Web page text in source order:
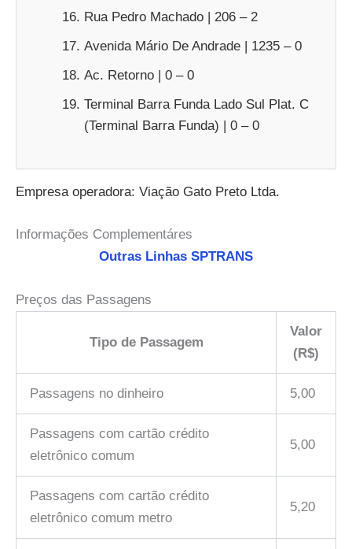
Rua Pedro Machado | 206 – 2
Avenida Mário De Andrade | 1235 – 0
Ac. Retorno | 0 – 0
Terminal Barra Funda Lado Sul Plat. C
(Terminal Barra Funda) | 0 – 0
Empresa operadora: Viação Gato Preto Ltda.
Informações Complementáres
Outras Linhas SPTRANS
Preços das Passagens
Tipo de Passagem
Valor
(R$)
Passagens no dinheiro 5,00
Passagens com cartão crédito
eletrônico comum
5,00
Passagens com cartão crédito
eletrônico comum metro
5,20